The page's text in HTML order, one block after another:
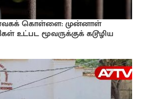
கொள்ளை: முன்னாள்
உட்பட மூவருக்குக் கடூழிய